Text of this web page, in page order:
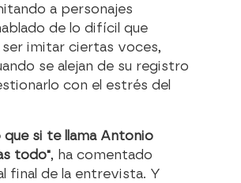
a personajes
de lo difícil que
ser imitar ciertas voces,
se alejan de su registro
con el estrés del
que si te llama Antonio
todo", ha comentado
final de la entrevista. Y